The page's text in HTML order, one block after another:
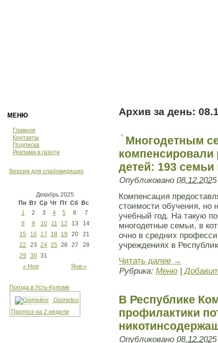
МЕНЮ
Главное
Контакты
Подписка
Реклама в газете
Версия для слабовидящих
Декабрь 2025
Пн Вт Ср Чт Пт Сб Вс
« Ноя Янв »
1 2 3 4 5 6
7
8
9 10 11 12 13
14
15
16 17 18 19 20
21
22
23 24 25 26 27
28
29
30 31
Погода в Усть-Куломе
Gismeteo
Прогноз на 2 недели
Архив за день:
Многодетным
компенсировали
детей: 193
Опубликовано 08.12.2025
Компенсация
стоимости обучения, но
учебный год. На такую
многодетные семьи, в
очно в средних
учреждениях в
Читать далее →
Рубрика: Меню |
В Республике
профилактики
Опубликовано 08.12.2025